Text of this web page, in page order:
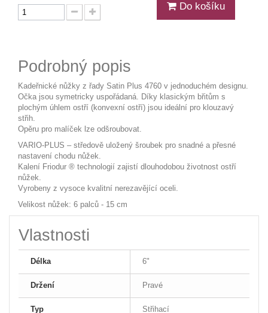
Do košíku
Podrobný popis
Kadeřnické nůžky z řady Satin Plus 4760 v jednoduchém designu.
Očka jsou symetricky uspořádaná. Díky klasickým břitům s
plochým úhlem ostří (konvexní ostří) jsou ideální pro klouzavý
střih.
Opěru pro malíček lze odšroubovat.
VARIO-PLUS – středově uložený šroubek pro snadné a přesné
nastavení chodu nůžek.
Kalení Friodur ® technologií zajistí dlouhodobou životnost ostří
nůžek.
Vyrobeny z vysoce kvalitní nerezavějící oceli.
Velikost nůžek: 6 palců - 15 cm
Vlastnosti
Délka 6"
Držení Pravé
Typ Střihací